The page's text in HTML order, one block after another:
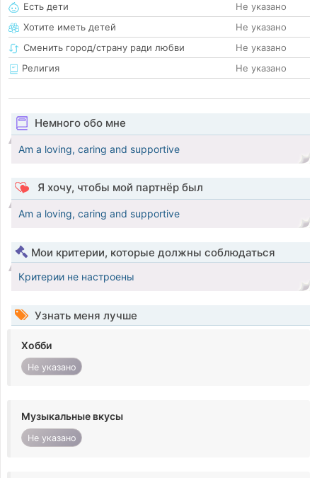
Есть дети
Не указано
Хотите иметь детей
Не указано
Сменить город/страну ради любви
Не указано
Религия
Не указано
Немного обо мне
Am a loving, caring and supportive
Я хочу, чтобы мой партнёр был
Am a loving, caring and supportive
Мои критерии, которые должны соблюдаться
Критерии не настроены
Узнать меня лучше
Хобби
Не указано
Музыкальные вкусы
Не указано